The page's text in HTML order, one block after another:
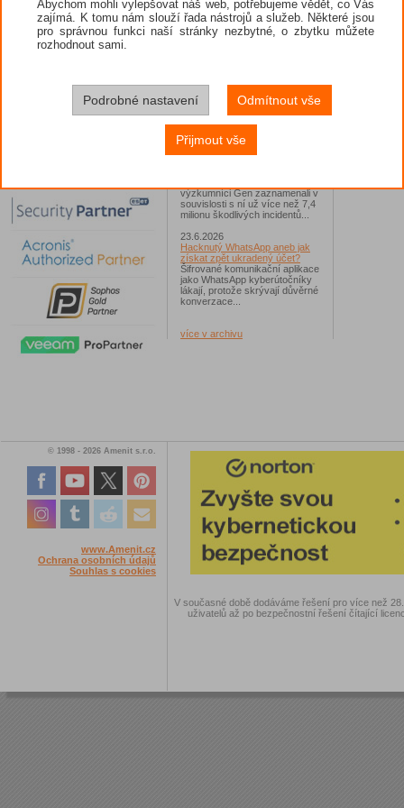
26.6.2026
ESET: S příchodem léta
zaplavují Česko falešné mobilní
Chase Home App či Candy
Race Launcher. Hlavním cílem
útočníků bylo v tomto případě
Polsko, následováno Českem a
Slovenskem...
24.6.2026
výzkumníci Gen zaznamenali v
souvislosti s ní už více než 7,4
milionu škodlivých incidentů...
23.6.2026
Hacknutý WhatsApp aneb jak
získat zpět ukradený účet?
Šifrované komunikační aplikace
jako WhatsApp kyberútočníky
lákají, protože skrývají důvěrné
konverzace...
více v archivu
© 1998 - 2026 Amenit s.r.o.
www.Amenit.cz
Ochrana osobních údajů
Souhlas s cookies
V současné době dodáváme řešení pro více než
uživatelů až po bezpečnostní řešení čítající
Abychom mohli vylepšovat náš web, potřebujeme vědět, co Vás
zajímá. K tomu nám slouží řada nástrojů a služeb. Některé jsou
pro správnou funkci naší stránky nezbytné, o zbytku můžete
rozhodnout sami.
Podrobné nastavení Odmítnout vše
Přijmout vše